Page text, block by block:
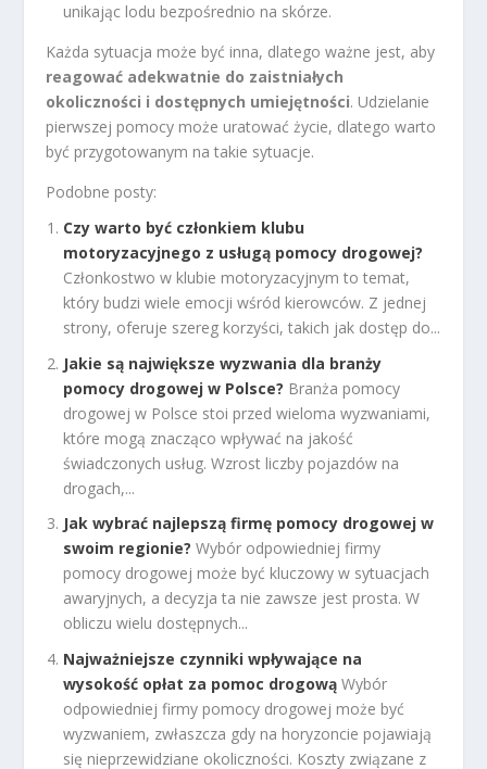
unikając lodu bezpośrednio na skórze.
Każda sytuacja może być inna, dlatego ważne jest, aby
reagować adekwatnie do zaistniałych
okoliczności i dostępnych umiejętności. Udzielanie
pierwszej pomocy może uratować życie, dlatego warto
być przygotowanym na takie sytuacje.
Podobne posty:
Czy warto być członkiem klubu
motoryzacyjnego z usługą pomocy drogowej?
Członkostwo w klubie motoryzacyjnym to temat,
który budzi wiele emocji wśród kierowców. Z jednej
strony, oferuje szereg korzyści, takich jak dostęp do...
Jakie są największe wyzwania dla branży
pomocy drogowej w Polsce? Branża pomocy
drogowej w Polsce stoi przed wieloma wyzwaniami,
które mogą znacząco wpływać na jakość
świadczonych usług. Wzrost liczby pojazdów na
drogach,...
Jak wybrać najlepszą firmę pomocy drogowej w
swoim regionie? Wybór odpowiedniej firmy
pomocy drogowej może być kluczowy w sytuacjach
awaryjnych, a decyzja ta nie zawsze jest prosta. W
obliczu wielu dostępnych...
Najważniejsze czynniki wpływające na
wysokość opłat za pomoc drogową Wybór
odpowiedniej firmy pomocy drogowej może być
wyzwaniem, zwłaszcza gdy na horyzoncie pojawiają
się nieprzewidziane okoliczności. Koszty związane z